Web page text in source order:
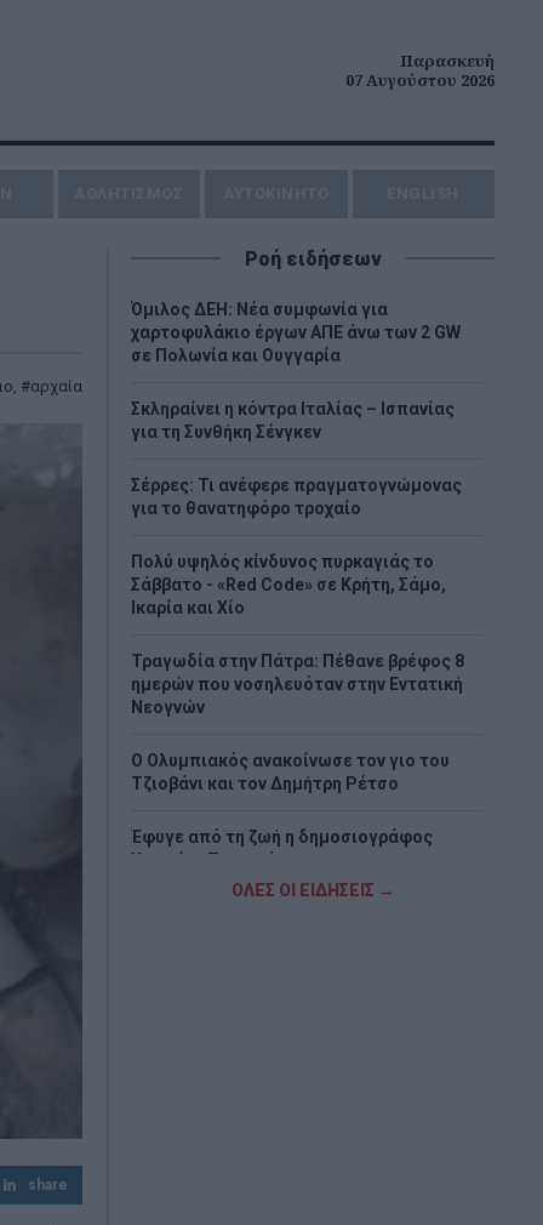
Παρασκευή
07 Αυγούστου 2026
, αρχαία
share
Ροή ειδήσεων
Όμιλος ΔΕΗ: Νέα συμφωνία για
χαρτοφυλάκιο έργων ΑΠΕ άνω των 2 GW
σε Πολωνία και Ουγγαρία
Σκληραίνει η κόντρα Ιταλίας – Ισπανίας
για τη Συνθήκη Σένγκεν
Σέρρες: Τι ανέφερε πραγματογνώμονας
για το θανατηφόρο τροχαίο
Πολύ υψηλός κίνδυνος πυρκαγιάς το
Σάββατο - «Red Code» σε Κρήτη, Σάμο,
Ικαρία και Χίο
Τραγωδία στην Πάτρα: Πέθανε βρέφος 8
ημερών που νοσηλευόταν στην Εντατική
Νεογνών
O Ολυμπιακός ανακοίνωσε τον γιο του
Τζιοβάνι και τον Δημήτρη Ρέτσο
Έφυγε από τη ζωή η δημοσιογράφος
Χριστίνα Πιτουρά
ΟΛΕΣ ΟΙ ΕΙΔΗΣΕΙΣ →